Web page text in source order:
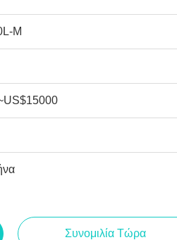
M
Συνομιλία Τώρα